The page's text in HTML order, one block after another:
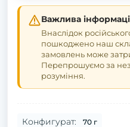
Важлива
Внаслідок
пошкоджено наш
замовлень може
Перепрошуємо за
розуміння.
Конфигурат: 70 г